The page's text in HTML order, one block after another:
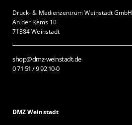
Druck- & Medienzentrum Weinstadt GmbH
An der Rems 10
71384 Weinstadt
shop@dmz-weinstadt.de
0 71 51 / 9 92 10-0
DMZ Weinstadt